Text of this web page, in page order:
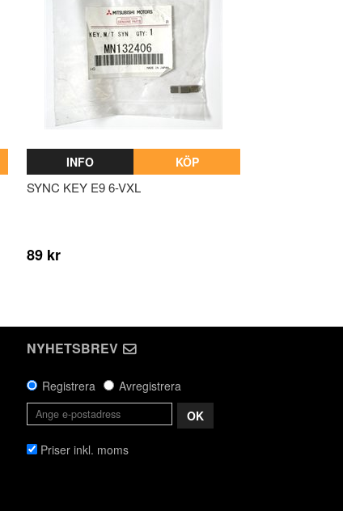
INFO KÖP
SYNC KEY E9 6-VXL
89 kr
NYHETSBREV
Registrera
Avregistrera
OK
Priser inkl. moms